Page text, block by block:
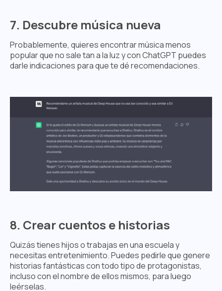
7. Descubre música nueva
Probablemente, quieres encontrar música menos
popular que no sale tan a la luz y con ChatGPT puedes
darle indicaciones para que te dé recomendaciones.
8. Crear cuentos e historias
Quizás tienes hijos o trabajas en una escuela y
necesitas entretenimiento. Puedes pedirle que genere
historias fantásticas con todo tipo de protagonistas,
incluso con el nombre de ellos mismos, para luego
leérselas.